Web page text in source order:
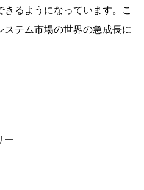
るようになっています。こ
テム市場の世界の急成長に
ー